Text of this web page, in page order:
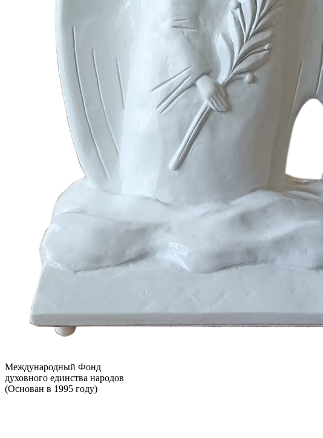
Международный Фонд
духовного единства народов
(Основан в 1995 году)